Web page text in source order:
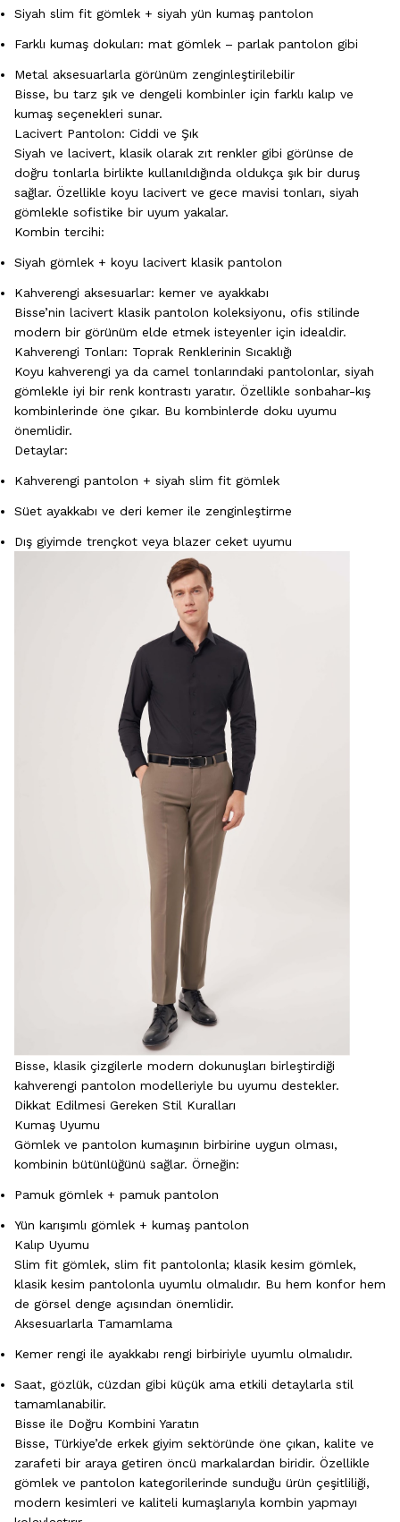
Siyah slim fit gömlek + siyah yün kumaş pantolon
Farklı kumaş dokuları: mat gömlek – parlak pantolon gibi
Metal aksesuarlarla görünüm zenginleştirilebilir
Bisse, bu tarz şık ve dengeli kombinler için farklı kalıp ve
kumaş seçenekleri sunar.
Lacivert Pantolon: Ciddi ve Şık
Siyah ve lacivert, klasik olarak zıt renkler gibi görünse de
doğru tonlarla birlikte kullanıldığında oldukça şık bir duruş
sağlar. Özellikle koyu lacivert ve gece mavisi tonları, siyah
gömlekle sofistike bir uyum yakalar.
Kombin tercihi:
Siyah gömlek + koyu lacivert klasik pantolon
Kahverengi aksesuarlar: kemer ve ayakkabı
Bisse’nin lacivert klasik pantolon koleksiyonu, ofis stilinde
modern bir görünüm elde etmek isteyenler için idealdir.
Kahverengi Tonları: Toprak Renklerinin Sıcaklığı
Koyu kahverengi ya da camel tonlarındaki pantolonlar, siyah
gömlekle iyi bir renk kontrastı yaratır. Özellikle sonbahar-kış
kombinlerinde öne çıkar. Bu kombinlerde doku uyumu
önemlidir.
Detaylar:
Kahverengi pantolon + siyah slim fit gömlek
Süet ayakkabı ve deri kemer ile zenginleştirme
Dış giyimde trençkot veya blazer ceket uyumu
Bisse, klasik çizgilerle modern dokunuşları birleştirdiği
kahverengi pantolon modelleriyle bu uyumu destekler.
Dikkat Edilmesi Gereken Stil Kuralları
Kumaş Uyumu
Gömlek ve pantolon kumaşının birbirine uygun olması,
kombinin bütünlüğünü sağlar. Örneğin:
Pamuk gömlek + pamuk pantolon
Yün karışımlı gömlek + kumaş pantolon
Kalıp Uyumu
Slim fit gömlek, slim fit pantolonla; klasik kesim gömlek,
klasik kesim pantolonla uyumlu olmalıdır. Bu hem konfor hem
de görsel denge açısından önemlidir.
Aksesuarlarla Tamamlama
Kemer rengi ile ayakkabı rengi birbiriyle uyumlu olmalıdır.
Saat, gözlük, cüzdan gibi küçük ama etkili detaylarla stil
tamamlanabilir.
Bisse ile Doğru Kombini Yaratın
Bisse, Türkiye’de erkek giyim sektöründe öne çıkan, kalite ve
zarafeti bir araya getiren öncü markalardan biridir. Özellikle
gömlek ve pantolon kategorilerinde sunduğu ürün çeşitliliği,
modern kesimleri ve kaliteli kumaşlarıyla kombin yapmayı